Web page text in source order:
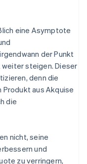
eine Asymptote
der Punkt
steigen. Dieser
denn die
Produkt aus Akquise
die
nicht, seine
und
zu verringern,